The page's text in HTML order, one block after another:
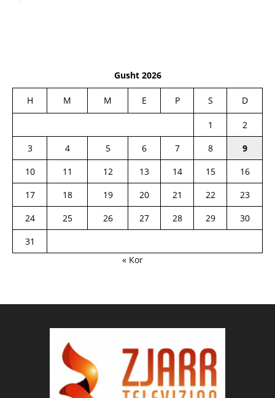
Gusht 2026
H M M E P S D
1
2
3
4 5 6 7 8
9
10
11 12 13 14 15
16
17
18 19 20 21 22
23
24
25 26 27 28 29
30
31
« Kor